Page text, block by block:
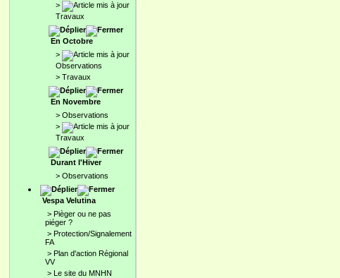
>
Travaux
En Octobre
>
Observations
> Travaux
En Novembre
> Observations
>
Travaux
Durant l'Hiver
> Observations
Vespa Velutina
> Pièger ou ne pas
piéger ?
> Protection/Signalement
FA
> Plan d'action Régional
VV
> Le site du MNHN